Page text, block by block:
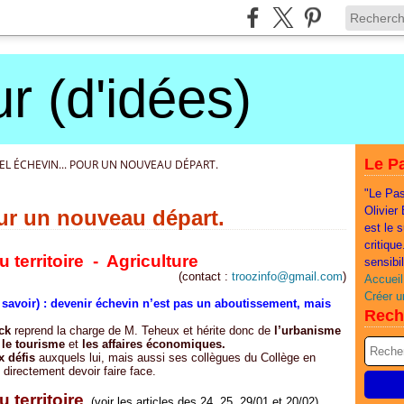
(d'idées)
ÉCHEVIN... POUR UN NOUVEAU DÉPART.
un nouveau départ.
territoire - Agriculture
(contact : troozinfo@gmail.com)
: devenir échevin n’est pas un aboutissement, mais
reprend la charge de M. Teheux et hérite donc de l’urbanisme
le tourisme et les affaires économiques.
défis auxquels lui, mais aussi ses collègues du Collège en
devoir faire face.
territoire
Le
"Le
Olivier
est le
Créer